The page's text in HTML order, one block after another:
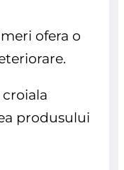
ofera o
produsului